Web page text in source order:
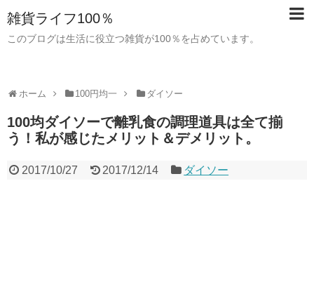
雑貨ライフ100％
このブログは生活に役立つ雑貨が100％を占めています。
ホーム 100円均一 ダイソー
100均ダイソーで離乳食の調理道具は全て揃
う！私が感じたメリット＆デメリット。
2017/10/27 2017/12/14 ダイソー